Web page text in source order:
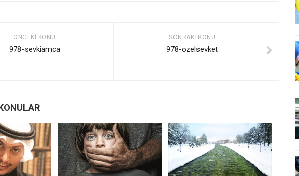
SONRAKI KONU
978-ozelsevket
ÖNCEKI KONU
978-sevkiamca